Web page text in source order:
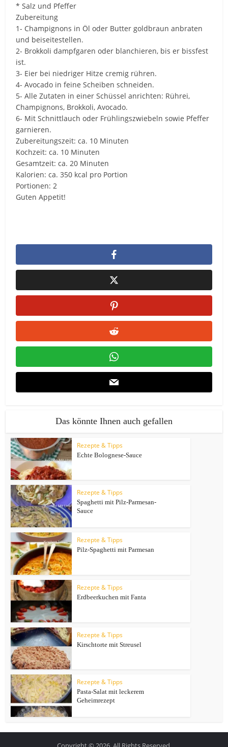
* Salz und Pfeffer
Zubereitung
1- Champignons in Öl oder Butter goldbraun anbraten
und beiseitestellen.
2- Brokkoli dampfgaren oder blanchieren, bis er bissfest
ist.
3- Eier bei niedriger Hitze cremig rühren.
4- Avocado in feine Scheiben schneiden.
5- Alle Zutaten in einer Schüssel anrichten: Rührei,
Champignons, Brokkoli, Avocado.
6- Mit Schnittlauch oder Frühlingszwiebeln sowie Pfeffer
garnieren.
Zubereitungszeit: ca. 10 Minuten
Kochzeit: ca. 10 Minuten
Gesamtzeit: ca. 20 Minuten
Kalorien: ca. 350 kcal pro Portion
Portionen: 2
Guten Appetit!
Das könnte Ihnen auch gefallen
Rezepte & Tipps
Echte Bolognese-Sauce
Rezepte & Tipps
Spaghetti mit Pilz-Parmesan-
Sauce
Rezepte & Tipps
Pilz-Spaghetti mit Parmesan
Rezepte & Tipps
Erdbeerkuchen mit Fanta
Rezepte & Tipps
Kirschtorte mit Streusel
Rezepte & Tipps
Pasta-Salat mit leckerem
Geheimrezept